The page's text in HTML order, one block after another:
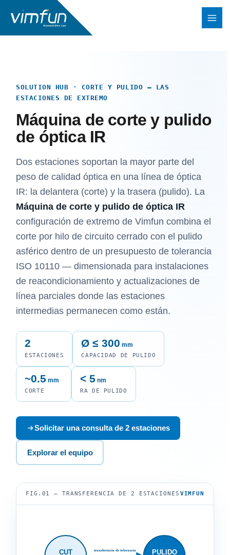
contenido
SOLUTION HUB · CORTE Y PULIDO — LAS
ESTACIONES DE EXTREMO
Máquina de corte y pulido
de óptica IR
Dos estaciones soportan la mayor parte del
peso de calidad óptica en una línea de óptica
IR: la delantera (corte) y la trasera (pulido). La
Máquina de corte y pulido de óptica IR
configuración de extremo de Vimfun combina el
corte por hilo de circuito cerrado con el pulido
asférico dentro de un presupuesto de tolerancia
ISO 10110 — dimensionada para instalaciones
de reacondicionamiento y actualizaciones de
línea parciales donde las estaciones
intermedias permanecen como están.
2
ESTACIONES
Ø ≤ 300 mm
CAPACIDAD DE PULIDO
~0.5 mm
CORTE
< 5 nm
RA DE PULIDO
Solicitar una consulta de 2 estaciones
Explorar el equipo
FIG.01 — TRANSFERENCIA DE 2 ESTACIONES VIMFUN
CUT PULIDO
transferencia de tolerancia